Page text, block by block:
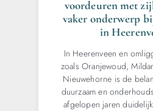
voordeuren met
vaker onderwerp
in
In Heerenveen en
zoals Oranjewoud,
Nieuwehorne is de
duurzaam en
afgelopen jaren